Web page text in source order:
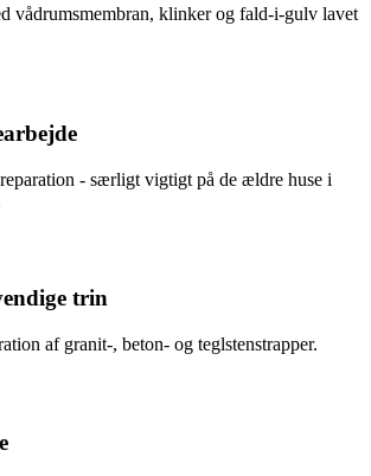
vådrumsmembran, klinker og fald-i-gulv lavet
- særligt vigtigt på de ældre huse i
trin
af granit-, beton- og teglstenstrapper.